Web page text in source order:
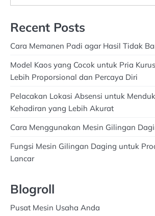
Recent Posts
Cara Memanen Padi agar Hasil Tidak
Model Kaos yang Cocok untuk Pria
Lebih Proporsional dan Percaya Diri
Pelacakan Lokasi Absensi untuk
Kehadiran yang Lebih Akurat
Cara Menggunakan Mesin Gilingan
Fungsi Mesin Gilingan Daging untuk
Lancar
Blogroll
Pusat Mesin Usaha Anda